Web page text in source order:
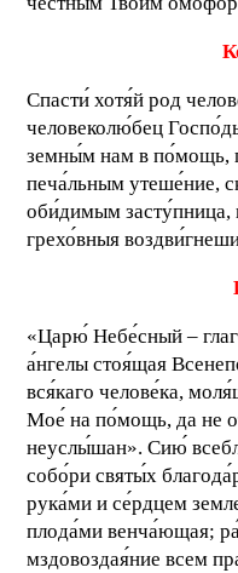
Спасти́ хотя́й род
человеколю́бец
земны́м нам в по́мощь,
печа́льным утеше́ние,
оби́димым засту́пница,
грехо́вныя
«Царю́ Небе́сный –
а́нгелы стоя́щая
вся́каго челове́ка,
Мое́ на по́мощь, да не
неуслы́шан». Сию́
собо́ри святы́х
рука́ми и се́рдцем
плода́ми венча́ющая;
мздовоздая́ние всем